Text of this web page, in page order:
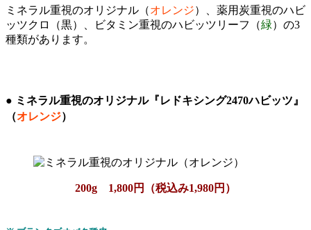
ミネラル重視のオリジナル（オレンジ）、薬用炭重視のハビ
ッツクロ（黒）、ビタミン重視のハビッツリーフ（緑）の3
種類があります。
● ミネラル重視のオリジナル『レドキシング2470ハビッツ』
（オレンジ）
200g 1,800円（税込み1,980円）